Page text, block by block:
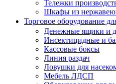
Тележки
Шкафы из
Торговое оборудование
Денежные ящики и
Инсектицидные и
Кассовые боксы
Линия раздач
Ловушки для
Мебель ЛДСП